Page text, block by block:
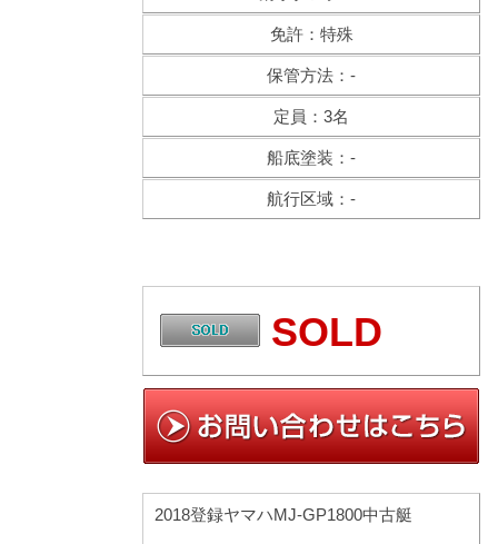
免許：特殊
保管方法：-
定員：3名
船底塗装：-
航行区域：-
SOLD
2018登録ヤマハMJ-GP1800中古艇